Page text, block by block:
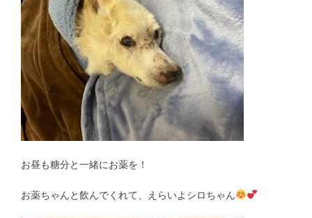
お昼も糖分と一緒にお薬を！
お薬ちゃんと飲んでくれて、えらいよシロちゃん